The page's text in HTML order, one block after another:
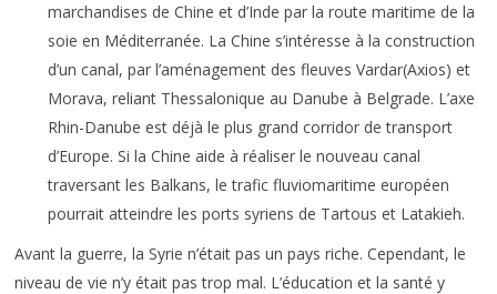
marchandises de Chine et d’Inde par la route maritime de la
soie en Méditerranée. La Chine s’intéresse à la construction
d’un canal, par l’aménagement des fleuves Vardar(Axios) et
Morava, reliant Thessalonique au Danube à Belgrade. L’axe
Rhin-Danube est déjà le plus grand corridor de transport
d’Europe. Si la Chine aide à réaliser le nouveau canal
traversant les Balkans, le trafic fluviomaritime européen
pourrait atteindre les ports syriens de Tartous et Latakieh.
Avant la guerre, la Syrie n’était pas un pays riche. Cependant, le
niveau de vie n’y était pas trop mal. L’éducation et la santé y